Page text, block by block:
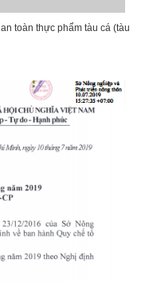
toàn thực phẩm tàu cá (tàu